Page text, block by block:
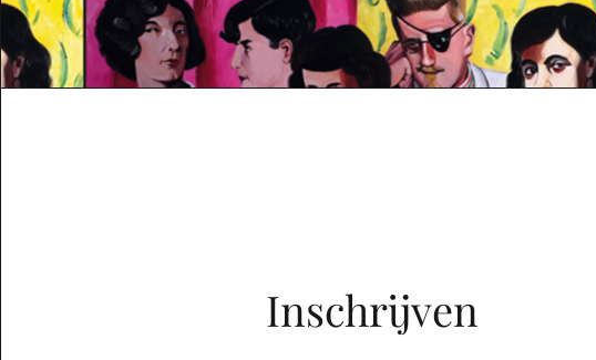
Inschrijven